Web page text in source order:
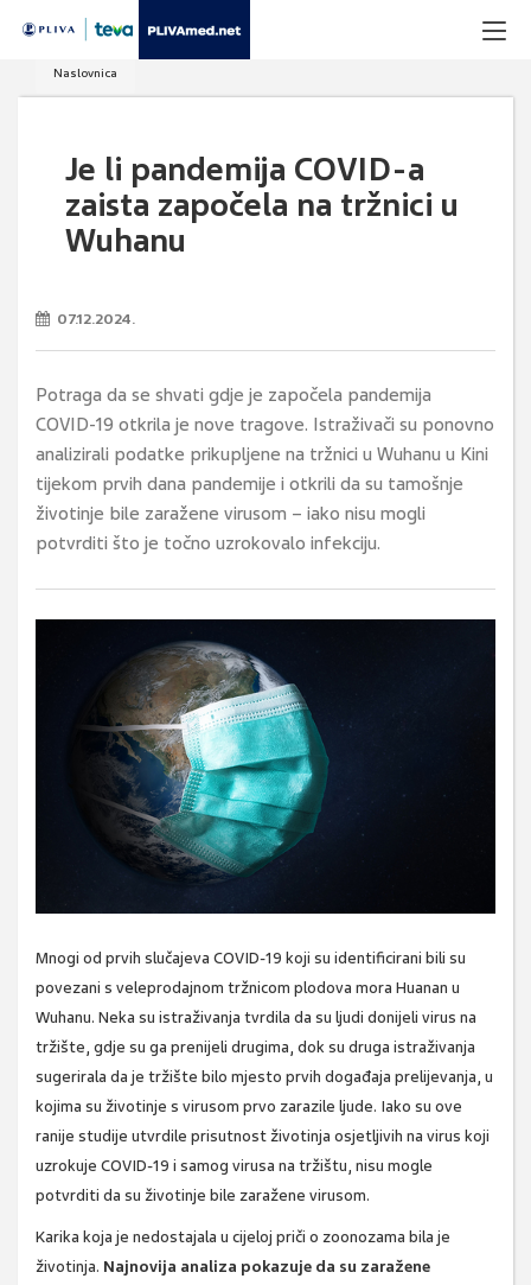
Naslovnica
Je li pandemija COVID-a
zaista započela na tržnici u
Wuhanu
07.12.2024.
Potraga da se shvati gdje je započela pandemija
COVID-19 otkrila je nove tragove. Istraživači su ponovno
analizirali podatke prikupljene na tržnici u Wuhanu u Kini
tijekom prvih dana pandemije i otkrili da su tamošnje
životinje bile zaražene virusom – iako nisu mogli
potvrditi što je točno uzrokovalo infekciju.
Mnogi od prvih slučajeva COVID-19 koji su identificirani bili su
povezani s veleprodajnom tržnicom plodova mora Huanan u
Wuhanu. Neka su istraživanja tvrdila da su ljudi donijeli virus na
tržište, gdje su ga prenijeli drugima, dok su druga istraživanja
sugerirala da je tržište bilo mjesto prvih događaja prelijevanja, u
kojima su životinje s virusom prvo zarazile ljude. Iako su ove
ranije studije utvrdile prisutnost životinja osjetljivih na virus koji
uzrokuje COVID-19 i samog virusa na tržištu, nisu mogle
potvrditi da su životinje bile zaražene virusom.
Karika koja je nedostajala u cijeloj priči o zoonozama bila je
životinja. Najnovija analiza pokazuje da su zaražene